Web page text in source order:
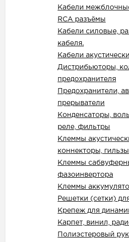
Кабели
RCA разъёмы
Кабели силовые,
кабеля.
Кабели
Дистрибьюторы,
предохранителя
Предохранители,
прерыватели
Конденсаторы,
реле, фильтры
Клеммы
коннекторы, гильзы
Клеммы
фазоинвертора
Клеммы
Решетки (сетки)
Крепеж для
Карпет, винил,
Полиэстеровый